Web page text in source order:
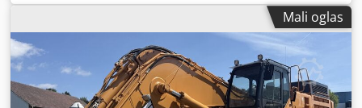
Mali oglas